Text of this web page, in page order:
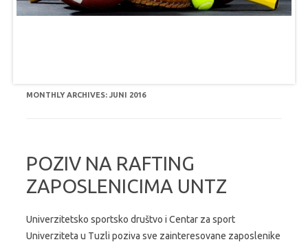
MONTHLY ARCHIVES: JUNI 2016
POZIV NA RAFTING
ZAPOSLENICIMA UNTZ
Univerzitetsko sportsko društvo i Centar za sport
Univerziteta u Tuzli poziva sve zainteresovane zaposlenike